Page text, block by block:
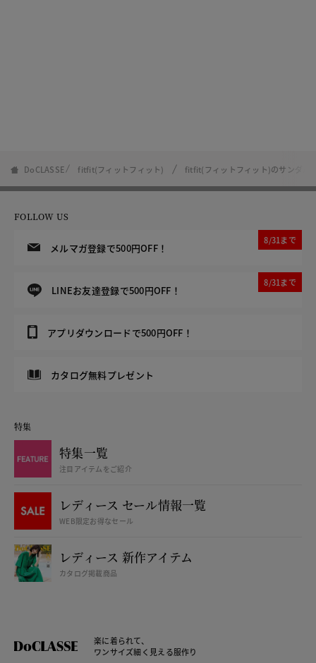
DoCLASSE fitfit(フィットフィット) fitfit(フィットフィット)のサンダル
FOLLOW US
メルマガ登録で500円OFF！
8/31まで
LINEお友達登録で500円OFF！
8/31まで
アプリダウンロードで500円OFF！
カタログ無料プレゼント
特集
特集一覧
注目アイテムをご紹介
レディース セール情報一覧
WEB限定お得なセール
レディース 新作アイテム
カタログ掲載商品
楽に着られて、
ワンサイズ細く見える服作り